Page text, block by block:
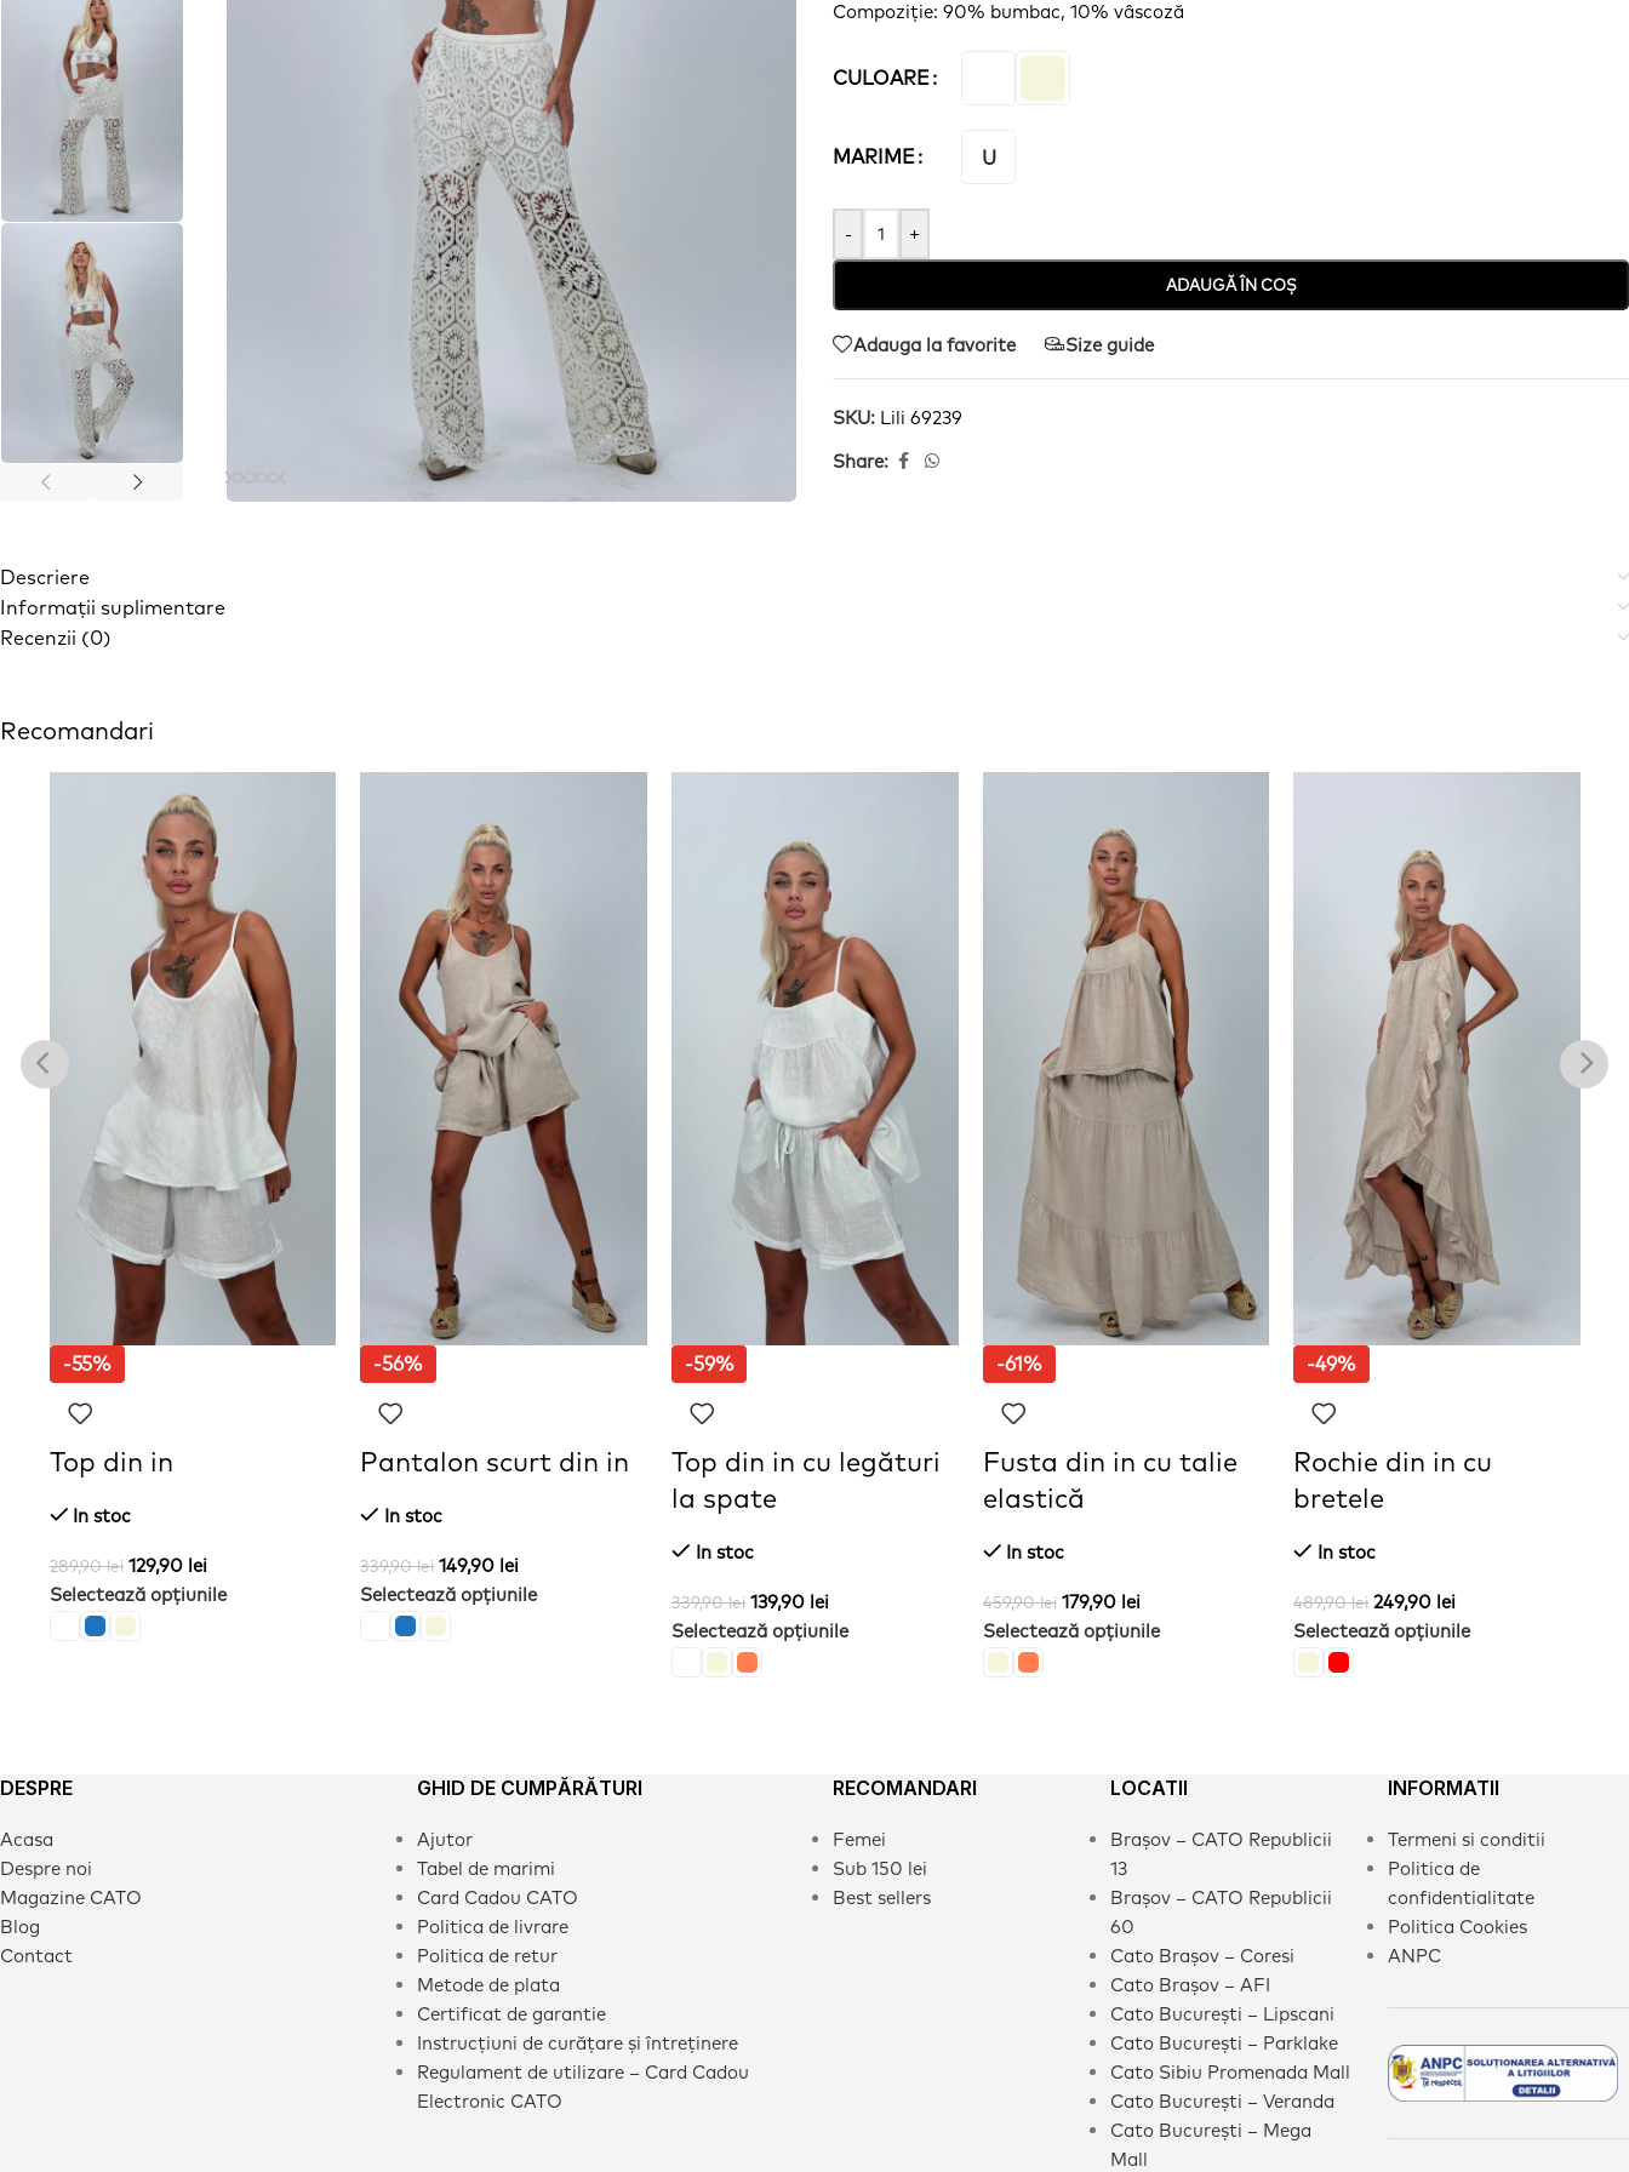
Compoziție: 90% bumbac, 10% vâscoză
CULOARE
MARIME U
- +
ADAUGĂ ÎN COȘ
Adauga la favorite Size guide
SKU: Lili 69239
Share:
Descriere
Informații suplimentare
Recenzii (0)
Recomandari
-55%
Top din in
In stoc
289,90lei 129,90 lei
Selectează opțiunile
-56%
Pantalon scurt din in
In stoc
339,90lei 149,90 lei
Selectează opțiunile
-59%
Top din in cu legături
la spate
In stoc
339,90lei 139,90 lei
Selectează opțiunile
-61%
Fusta din in cu talie
elastică
In stoc
459,90lei 179,90 lei
Selectează opțiunile
-49%
Rochie din in cu
bretele
In stoc
489,90lei 249,90 lei
Selectează opțiunile
DESPRE
Acasa
Despre noi
Magazine CATO
Blog
Contact
GHID DE CUMPĂRĂTURI
Ajutor
Tabel de marimi
Card Cadou CATO
Politica de livrare
Politica de retur
Metode de plata
Certificat de garantie
Instrucțiuni de curățare și întreținere
Regulament de utilizare – Card Cadou
Electronic CATO
RECOMANDARI
Femei
Sub 150 lei
Best sellers
LOCATII
Brașov – CATO Republicii
13
Brașov – CATO Republicii
60
Cato Brașov – Coresi
Cato Brașov – AFI
Cato București – Lipscani
Cato București – Parklake
Cato Sibiu Promenada Mall
Cato București – Veranda
Cato București – Mega
Mall
INFORMATII
Termeni si conditii
Politica de
confidentialitate
Politica Cookies
ANPC